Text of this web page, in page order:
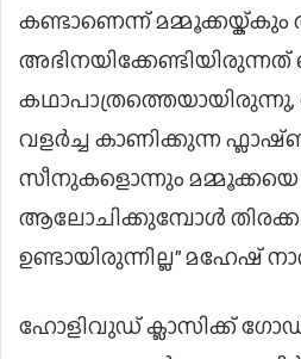
കണ്ടാണെന്ന്
വളർച്ച കാണിക്കുന്ന
സീനുകളൊന്നും മമ്മൂക്കയെ
ആലോചിക്കുമ്പോൾ
ഉണ്ടായിരുന്നില്ല” മഹേഷ്
ഹോളിവുഡ് ക്ലാസിക്ക്